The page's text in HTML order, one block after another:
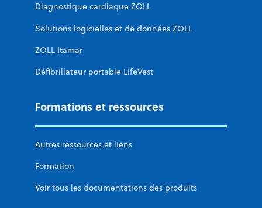
Diagnostique cardiaque ZOLL
Solutions logicielles et de données ZOLL
ZOLL Itamar
Défibrillateur portable LifeVest
Formations et ressources
Autres ressources et liens
Formation
Voir tous les documentations des produits